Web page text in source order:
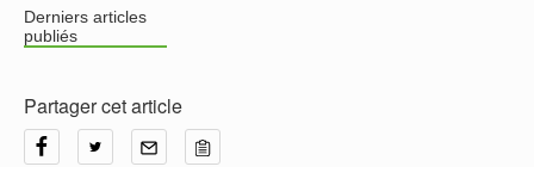
Derniers articles
publiés
Partager cet article